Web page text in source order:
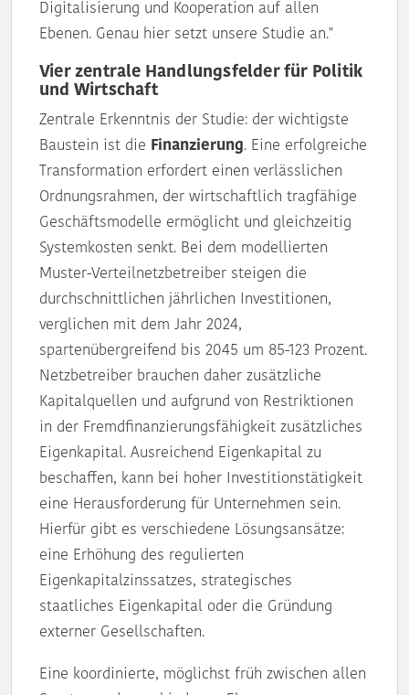
Digitalisierung und Kooperation auf allen
Ebenen. Genau hier setzt unsere Studie an."
Vier zentrale Handlungsfelder für Politik
und Wirtschaft
Zentrale Erkenntnis der Studie: der wichtigste
Baustein ist die Finanzierung. Eine erfolgreiche
Transformation erfordert einen verlässlichen
Ordnungsrahmen, der wirtschaftlich tragfähige
Geschäftsmodelle ermöglicht und gleichzeitig
Systemkosten senkt. Bei dem modellierten
Muster-Verteilnetzbetreiber steigen die
durchschnittlichen jährlichen Investitionen,
verglichen mit dem Jahr 2024,
spartenübergreifend bis 2045 um 85-123 Prozent.
Netzbetreiber brauchen daher zusätzliche
Kapitalquellen und aufgrund von Restriktionen
in der Fremdfinanzierungsfähigkeit zusätzliches
Eigenkapital. Ausreichend Eigenkapital zu
beschaffen, kann bei hoher Investitionstätigkeit
eine Herausforderung für Unternehmen sein.
Hierfür gibt es verschiedene Lösungsansätze:
eine Erhöhung des regulierten
Eigenkapitalzinssatzes, strategisches
staatliches Eigenkapital oder die Gründung
externer Gesellschaften.
Eine koordinierte, möglichst früh zwischen allen